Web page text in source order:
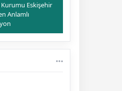
Eskişehir
Anlamlı